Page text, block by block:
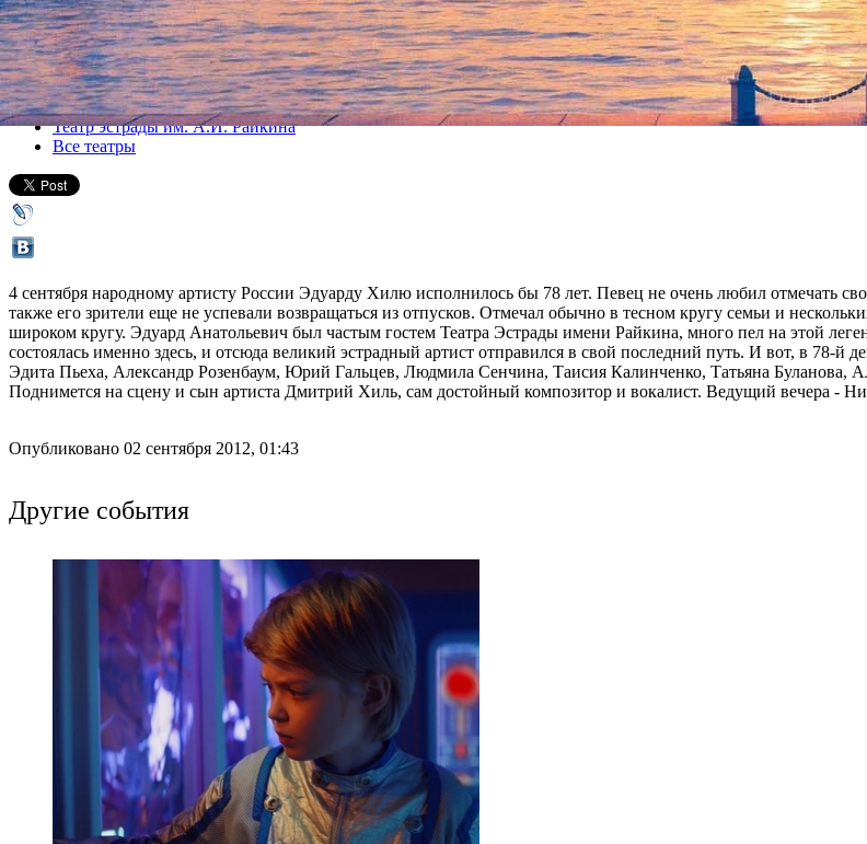
04 сентября 2012, вторник,19.00
Версия для печати
Все концерты
Театр эстрады им. А.И. Райкина
Все театры
4 сентября народному артисту России Эдуарду Хилю исполнилось бы 78 лет. Певец не очень любил отмечать
также его зрители еще не успевали возвращаться из отпусков. Отмечал обычно в тесном кругу семьи и
широком кругу. Эдуард Анатольевич был частым гостем Театра Эстрады имени Райкина, много пел на этой
состоялась именно здесь, и отсюда великий эстрадный артист отправился в свой последний путь. И вот, в 78-й
Эдита Пьеха, Александр Розенбаум, Юрий Гальцев, Людмила Сенчина, Таисия Калинченко, Татьяна
Поднимется на сцену и сын артиста Дмитрий Хиль, сам достойный композитор и вокалист. Ведущий вечера -
Опубликовано 02 сентября 2012, 01:43
Другие события